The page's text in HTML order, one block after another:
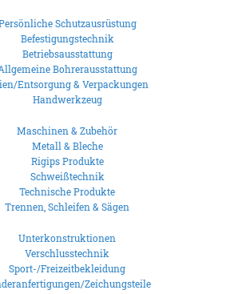
Schutzausrüstung
Befestigungstechnik
Betriebsausstattung
Bohrerausstattung
Entsorgung & Verpackungen
Handwerkzeug
Maschinen & Zubehör
Metall & Bleche
Rigips Produkte
Schweißtechnik
Technische Produkte
Trennen, Schleifen & Sägen
Unterkonstruktionen
Verschlusstechnik
Sport-/Freizeitbekleidung
Zeichungsteile